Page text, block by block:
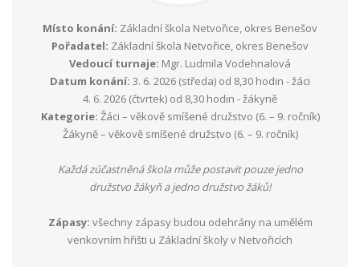
Místo konání: Základní škola Netvořice, okres Benešov
Pořadatel: Základní škola Netvořice, okres Benešov
Vedoucí turnaje: Mgr. Ludmila Vodehnalová
Datum konání: 3. 6. 2026 (středa) od 8,30 hodin - žáci
4. 6. 2026 (čtvrtek) od 8,30 hodin - žákyně
Kategorie: Žáci – věkově smíšené družstvo (6. – 9. ročník)
Žákyně – věkově smíšené družstvo (6. – 9. ročník)
Každá zúčastněná škola může postavit pouze jedno
družstvo žákyň a jedno družstvo žáků!
Zápasy: všechny zápasy budou odehrány na umělém
venkovním hřišti u Základní školy v Netvořicích